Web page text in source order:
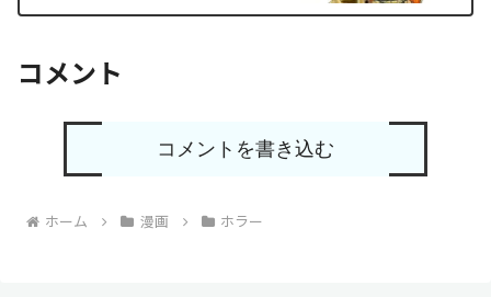
コメント
コメントを書き込む
ホーム 漫画 ホラー